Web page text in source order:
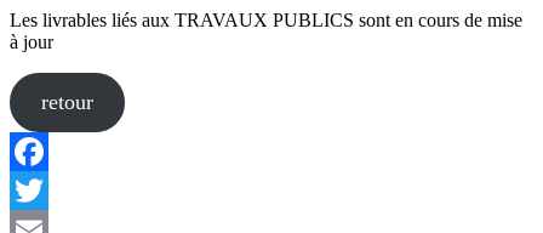
Les livrables liés aux TRAVAUX PUBLICS sont en cours de mise
à jour
retour
Navigation
de
l’article
Facebook
Twitter